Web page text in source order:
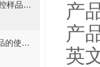
亿迅生物 25-羟基维生素D质控样品的浓度是多少呢？
亿迅生物 直接胆红素质控样品的使用方法
产
产
英